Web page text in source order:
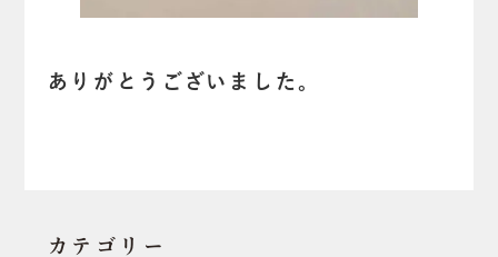
ありがとうございました。
カテゴリー